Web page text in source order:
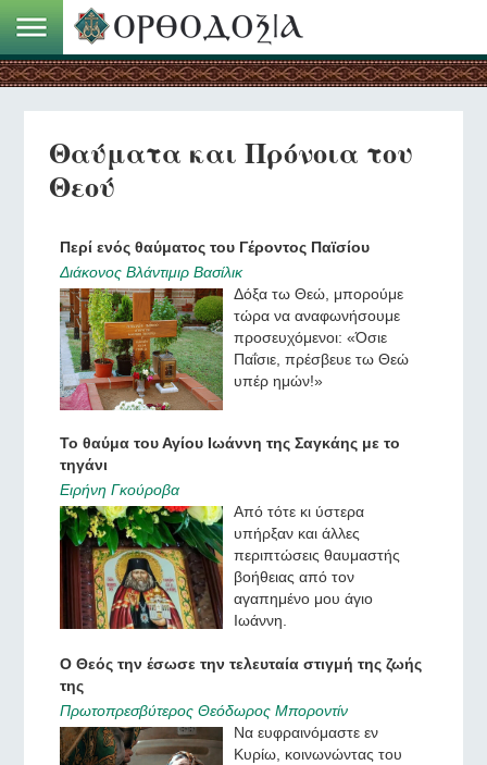
Θαύματα και Πρόνοια του
Θεού
Περί ενός θαύματος του Γέροντος Παϊσίου
Διάκονος Βλάντιμιρ Βασίλικ
Δόξα τω Θεώ, μπορούμε
τώρα να αναφωνήσουμε
προσευχόμενοι: «Όσιε
Παΐσιε, πρέσβευε τω Θεώ
υπέρ ημών!»
Το θαύμα του Αγίου Ιωάννη της Σαγκάης με το
τηγάνι
Ειρήνη Γκούροβα
Από τότε κι ύστερα
υπήρξαν και άλλες
περιπτώσεις θαυμαστής
βοήθειας από τον
αγαπημένο μου άγιο
Ιωάννη.
Ο Θεός την έσωσε την τελευταία στιγμή της ζωής
της
Πρωτοπρεσβύτερος Θεόδωρος Μποροντίν
Να ευφραινόμαστε εν
Κυρίω, κοινωνώντας του